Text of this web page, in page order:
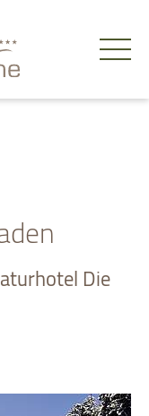
Die